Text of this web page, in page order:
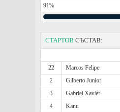
91%
СТАРТОВ СЪСТАВ:
22
Marcos Felipe
2
Gilberto Junior
3
Gabriel Xavier
4
Kanu